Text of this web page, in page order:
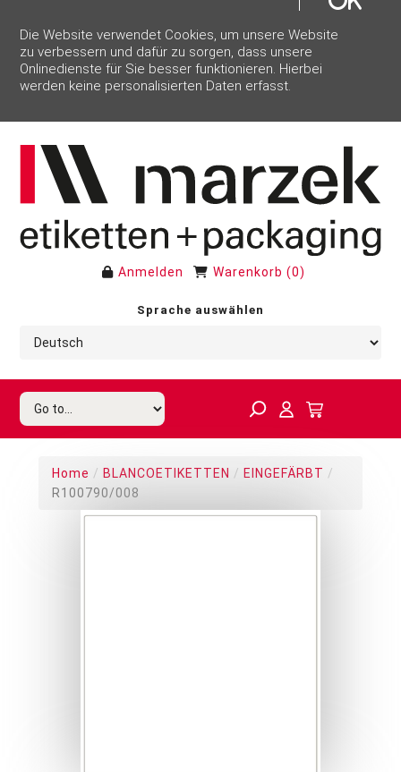
Die Website verwendet Cookies, um unsere Website
zu verbessern und dafür zu sorgen, dass unsere
Onlinedienste für Sie besser funktionieren. Hierbei
werden keine personalisierten Daten erfasst.
Anmelden Warenkorb (0)
Sprache auswählen
Home / BLANCOETIKETTEN / EINGEFÄRBT /
R100790/008